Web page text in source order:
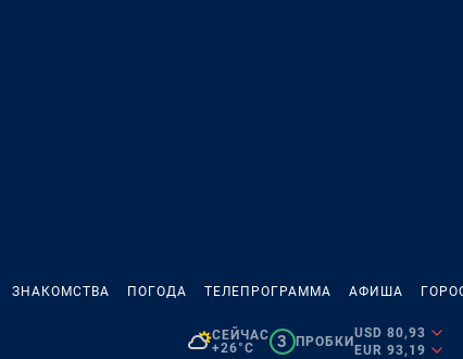
ЗНАКОМСТВА ПОГОДА ТЕЛЕПРОГРАММА АФИША
СЕЙЧАС
+26°C
3 ПРОБКИ
USD 80,93
EUR 93,19